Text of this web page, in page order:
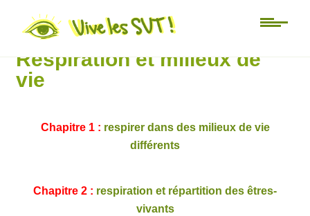
5ème
Respiration et milieux de
vie
Chapitre 1 : respirer dans des milieux de vie
différents
Chapitre 2 : respiration et répartition des êtres-
vivants